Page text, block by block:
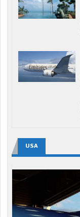
USA